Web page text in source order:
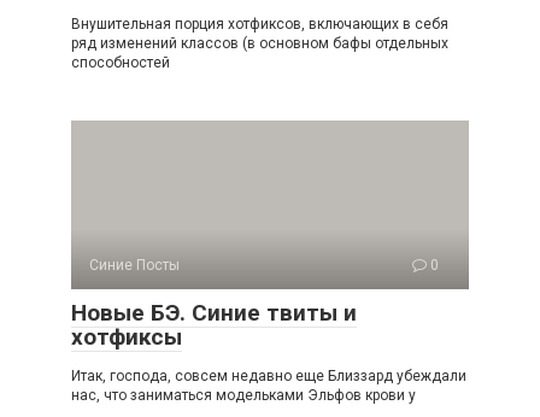
Внушительная порция хотфиксов, включающих в себя
ряд изменений классов (в основном бафы отдельных
способностей
Синие Посты 0
Новые БЭ. Синие твиты и
хотфиксы
Итак, господа, совсем недавно еще Близзард убеждали
нас, что заниматься модельками Эльфов крови у